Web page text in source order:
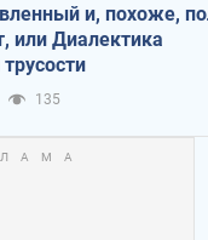
и, похоже,
или Диалектика
135